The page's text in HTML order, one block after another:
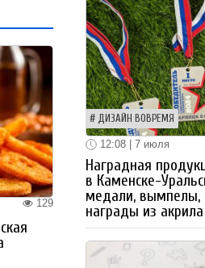
129
ДИЗАЙН ВОВРЕМЯ
12:08 | 7 июля
Наградная
в Каменске-
медали, вымпелы,
награды из